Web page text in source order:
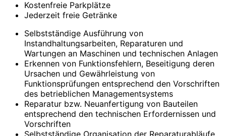
Kostenfreie Parkplätze
Jederzeit freie Getränke
Selbstständige Ausführung von
Instandhaltungsarbeiten, Reparaturen und
Wartungen an Maschinen und technischen Anlagen
Erkennen von Funktionsfehlern, Beseitigung deren
Ursachen und Gewährleistung von
Funktionsprüfungen entsprechend den Vorschriften
des betrieblichen Managementsystems
Reparatur bzw. Neuanfertigung von Bauteilen
entsprechend den technischen Erfordernissen und
Vorschriften